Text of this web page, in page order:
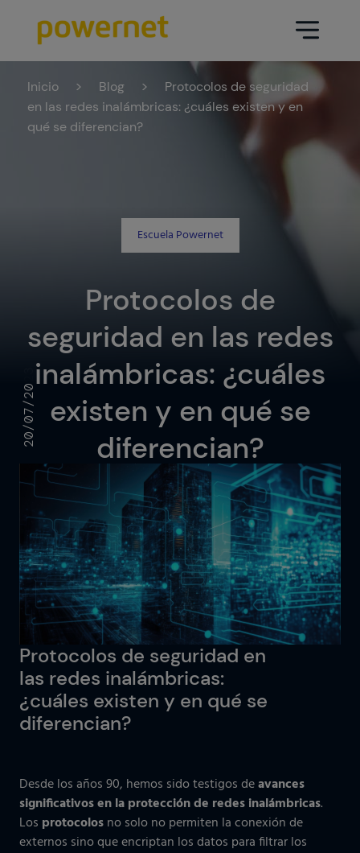
Inicio > Blog >
Protocolos de seguridad
en las redes inalámbricas: ¿cuáles existen y en
qué se diferencian?
Escuela Powernet
Protocolos de
seguridad en las redes
inalámbricas: ¿cuáles
existen y en qué se
diferencian?
20/07/2023
Protocolos de seguridad en
las redes inalámbricas:
¿cuáles existen y en qué se
diferencian?
Desde los años 90, hemos sido testigos deavances
significativos en la protección de redes inalámbricas.
Los protocolosno solo no permiten la conexión de
externos sino que encriptan los datos para filtrar los
Data Center
Mantenimiento
Infraestructura CPD
Ir a data center
Tecnología de la información y
comunicaciones
IOTIQ by Powernet
Ver todas las soluciones
¿Necesitas ayuda? Te llamamos
Sectores
Medios de comunicación
Industria
Retail
Logística
Workplace
Servicios
Sector público
Ver todos los sectores
¿Necesitas ayuda? Te llamamos